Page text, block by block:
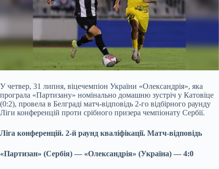
У четвер, 31 липня, віцечемпіон України «Олександрія», яка
програла «Партизану» номінально домашню зустріч у Катовіце
(0:2), провела в Белграді матч-відповідь 2-го відбірного раунду
Ліги конференцій проти срібного призера чемпіонату Сербії.
Ліга конференцій. 2-й раунд кваліфікації. Матч-відповідь
«Партизан» (Сербія) — «Олександрія» (Україна) — 4:0